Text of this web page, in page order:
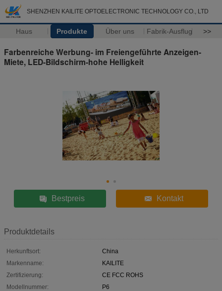
SHENZHEN KAILITE OPTOELECTRONIC TECHNOLOGY CO., LTD
Haus Produkte Über uns Fabrik-Ausflug >>
Farbenreiche Werbung- im Freiengeführte Anzeigen-
Miete, LED-Bildschirm-hohe Helligkeit
Bestpreis Kontakt
Produktdetails
Herkunftsort:
China
Markenname:
KAILITE
Zertifizierung:
CE FCC ROHS
Modellnummer:
P6